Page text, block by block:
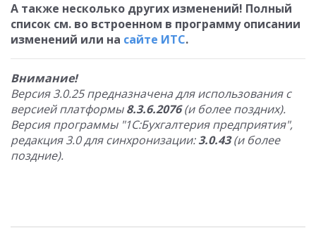
А также несколько других изменений! Полный
список см. во встроенном в программу описании
изменений или на сайте ИТС.
Внимание!
Версия 3.0.25 предназначена для использования с
версией платформы8.3.6.2076(и более поздних).
Версия программы "1С:Бухгалтерия предприятия",
редакция 3.0 для синхронизации:3.0.43(и более
поздние).